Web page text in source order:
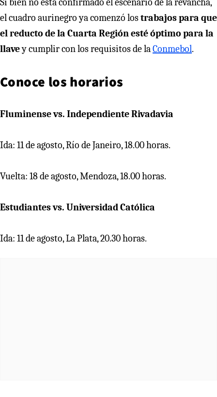
el cuadro aurinegro ya comenzó lostrabajos para que
el reducto de la Cuarta Región esté óptimo para la
llavey cumplir con los requisitos de laConmebol.
Conoce los horarios
Fluminense vs. Independiente Rivadavia
Ida: 11 de agosto, Río de Janeiro, 18.00 horas.
Vuelta: 18 de agosto, Mendoza, 18.00 horas.
Estudiantes vs. Universidad Católica
Ida: 11 de agosto, La Plata, 20.30 horas.